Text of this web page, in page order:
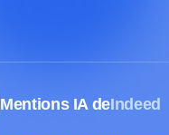
Mentions IA deIndeed